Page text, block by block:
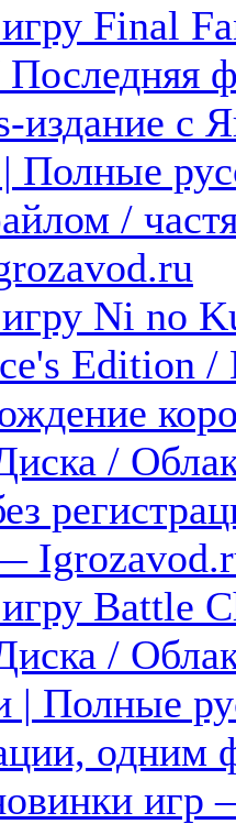
Final
издание с
/
игру Ni no
Edition /
/
Battle
/
| Полные
одним